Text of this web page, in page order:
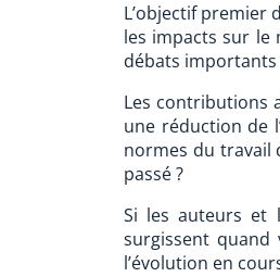
L’objectif premier
les impacts sur le
débats importants
Les contributions
une réduction de
normes du travail
passé ?
Si les auteurs et
surgissent
l’évolution en